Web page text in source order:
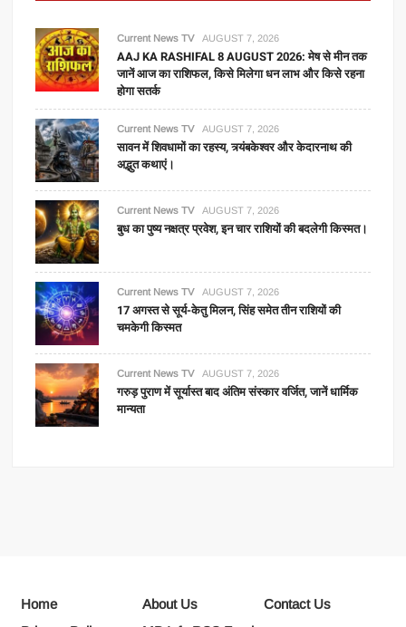
Current News TV AUGUST 7, 2026
AAJ KA RASHIFAL 8 AUGUST 2026: मेष से मीन तक
जानें आज का राशिफल, किसे मिलेगा धन लाभ और किसे रहना
होगा सतर्क
Current News TV AUGUST 7, 2026
सावन में शिवधामों का रहस्य, त्र्यंबकेश्वर और केदारनाथ की
अद्भुत कथाएं।
Current News TV AUGUST 7, 2026
बुध का पुष्य नक्षत्र प्रवेश, इन चार राशियों की बदलेगी किस्मत।
Current News TV AUGUST 7, 2026
17 अगस्त से सूर्य-केतु मिलन, सिंह समेत तीन राशियों की
चमकेगी किस्मत
Current News TV AUGUST 7, 2026
गरुड़ पुराण में सूर्यास्त बाद अंतिम संस्कार वर्जित, जानें धार्मिक
मान्यता
Home About Us
Contact Us